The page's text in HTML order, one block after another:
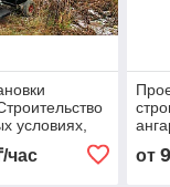
условиях,
фундаментов
свай
час от